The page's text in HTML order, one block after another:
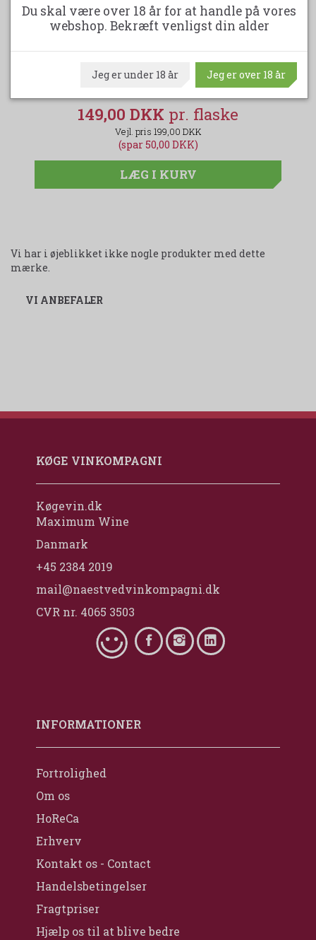
SMALL VICTORIES SHIRAZ
149,00 DKK
199,00 DKK
(spar 50,00 DKK)
LÆG I KURV
Vi har i øjeblikket ikke nogle produkter med dette
mærke.
VI ANBEFALER
KØGE VINKOMPAGNI
Køgevin.dk
Maximum Wine
Danmark
+45 2384 2019
mail@naestvedvinkompagni.dk
CVR nr. 4065 3503
INFORMATIONER
Fortrolighed
Om os
HoReCa
Erhverv
Kontakt os - Contact
Handelsbetingelser
Fragtpriser
Hjælp os til at blive bedre
Du skal være over 18 år for at handle på vores
webshop. Bekræft venligst din alder
Jeg er under 18 år Jeg er over 18 år